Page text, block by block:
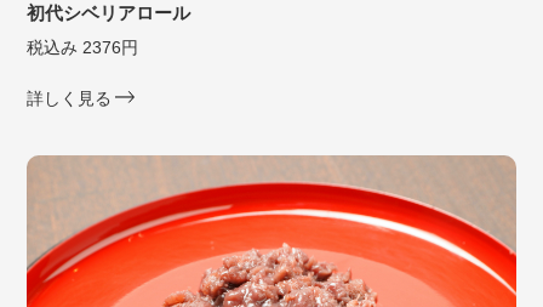
初代シベリアロール
税込み 2376円
詳しく見る